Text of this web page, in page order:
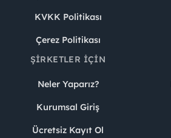
KVKK Politikası
Çerez Politikası
ŞIRKETLER İÇIN
Neler Yaparız?
Kurumsal Giriş
Ücretsiz Kayıt Ol